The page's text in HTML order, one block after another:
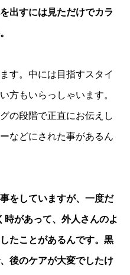
出すには見ただけでカラ
す。中には目指すスタイ
方もいらっしゃいます。
の段階で正直にお伝えし
などにされた事があるん
をしていますが、一度だ
時があって、外人さんのよ
たことがあるんです。黒
後のケアが大変でしたけ